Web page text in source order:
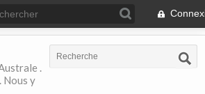
.
Nous y